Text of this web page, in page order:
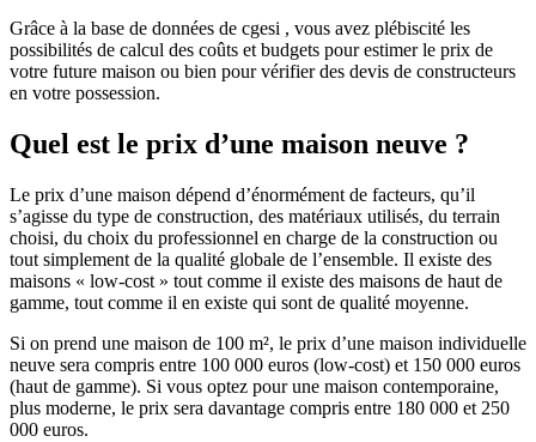
Grâce à la base de données de cgesi , vous avez plébiscité les
possibilités de calcul des coûts et budgets pour estimer le prix de
votre future maison ou bien pour vérifier des devis de constructeurs
en votre possession.
Quel est le prix d’une maison neuve ?
Le prix d’une maison dépend d’énormément de facteurs, qu’il
s’agisse du type de construction, des matériaux utilisés, du terrain
choisi, du choix du professionnel en charge de la construction ou
tout simplement de la qualité globale de l’ensemble. Il existe des
maisons « low-cost » tout comme il existe des maisons de haut de
gamme, tout comme il en existe qui sont de qualité moyenne.
Si on prend une maison de 100 m², le prix d’une maison individuelle
neuve sera compris entre 100 000 euros (low-cost) et 150 000 euros
(haut de gamme). Si vous optez pour une maison contemporaine,
plus moderne, le prix sera davantage compris entre 180 000 et 250
000 euros.